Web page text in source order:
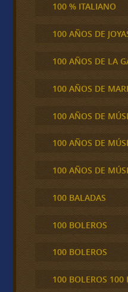
100 % ITALIANO
100 AÑOS DE
100 AÑOS DE LA
100 AÑOS DE
100 AÑOS DE
100 AÑOS DE
100 AÑOS DE
100 BALADAS
100 BOLEROS
100 BOLEROS
100 BOLEROS 100